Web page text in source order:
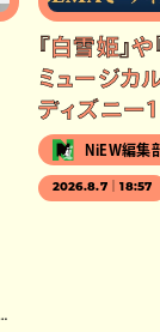
『白雪姫』
ミュージカル
ディズニー
NiEW編集
2026.8.7｜18:57